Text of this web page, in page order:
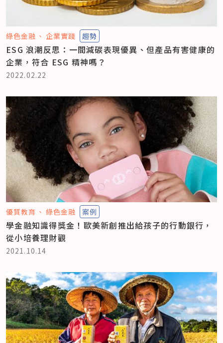
綠色金融 企業實踐 趨勢
ESG 浪潮反思：一間減碳表現優異、但產品有害健康的
企業，符合 ESG 精神嗎？
2022.02.22
優質教育 綠色金融 案例
學金融知識得獎金！歐美新創推出給孩子的行動銀行，
從小培養理財觀
2021.10.14